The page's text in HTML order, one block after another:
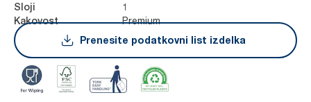
Sloji 1
Kakovost
Premium
Prenesite podatkovni list izdelka